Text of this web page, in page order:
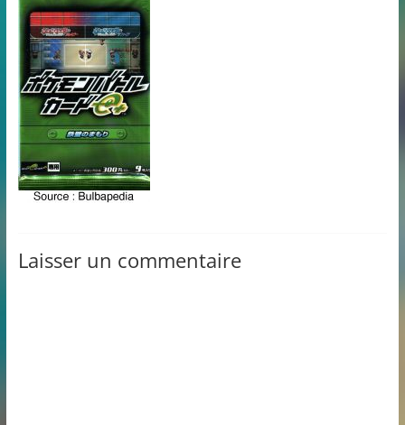
Laisser un commentaire